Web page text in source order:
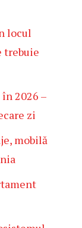
locul
trebuie
2026 –
zi
mobilă